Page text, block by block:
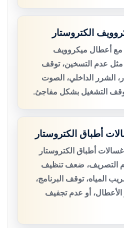
الكتروستار
مع أعطال ميكروويف
مثل عدم التسخين، توقف
الشرر الداخلي، الصوت
توقف التشغيل بشكل مفاجئ.
أطباق الكتروستار
أطباق الكتروستار
التصريف، ضعف تنظيف
المياه، توقف البرنامج،
أو عدم تجفيف